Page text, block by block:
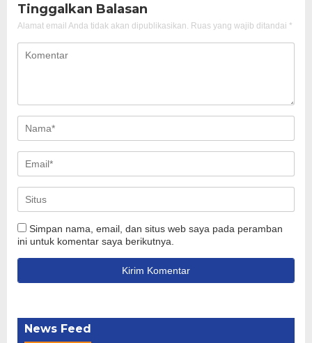
Tinggalkan Balasan
Alamat email Anda tidak akan dipublikasikan. Ruas yang wajib ditandai *
Simpan nama, email, dan situs web saya pada peramban
ini untuk komentar saya berikutnya.
News Feed